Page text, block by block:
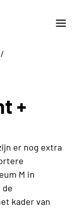
/
+
er nog extra
M in
de
kader van